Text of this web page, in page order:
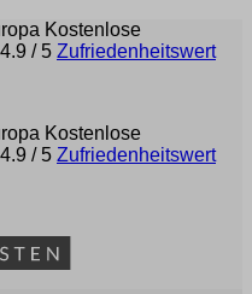
Kostenlose
/ 5 Zufriedenheitswert
Kostenlose
/ 5 Zufriedenheitswert